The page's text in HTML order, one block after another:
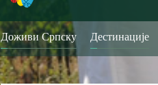
Доживи Српску Дестинације